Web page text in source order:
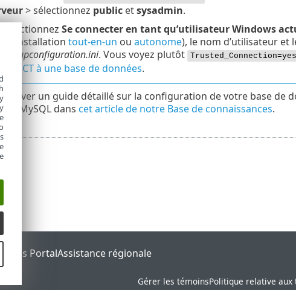
> sélectionnez publicetsysadmin.
sélectionnez Se connecter en tant qu’utilisateur Windows
(installation tout-en-un ou autonome), le nom d’utilisateur et
startupconfiguration.ini. Vous voyez plutôt Trusted_Connection=yes
à une base de données.
un guide détaillé sur la configuration de votre base de
et MySQL dans cet article de notre Base de connaissances.
Status PortalAssistance régionale
Gérer les témoinsPolitique relative aux